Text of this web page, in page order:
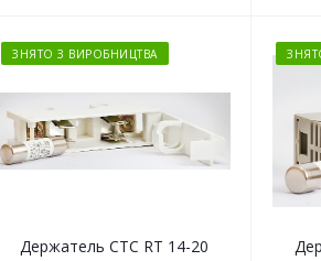
ЗНЯТО З ВИРОБНИЦТВА
Держатель СТС RT 14-20